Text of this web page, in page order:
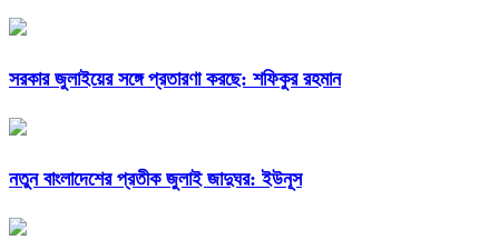
সরকার জুলাইয়ের সঙ্গে প্রতারণা করছে: শফিকুর রহমান
নতুন বাংলাদেশের প্রতীক জুলাই জাদুঘর: ইউনূস